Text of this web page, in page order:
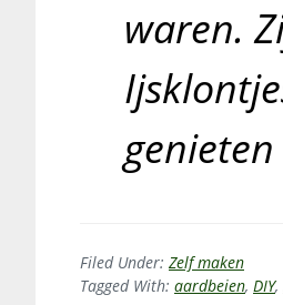
waren.
Filed Under: Zelf maken
Tagged With: aardbeien, DIY,